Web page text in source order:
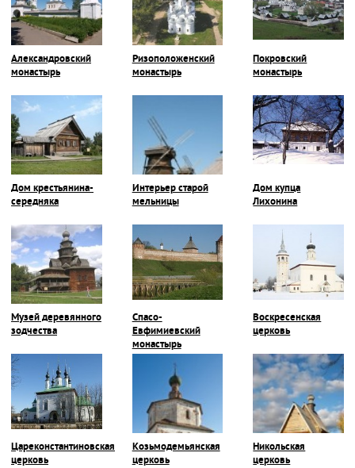
Александровский
монастырь
Ризоположенский
монастырь
Покровский
монастырь
Дом крестьянина-
середняка
Интерьер старой
мельницы
Дом купца
Лихонина
Музей деревянного
зодчества
Спасо-
Евфимиевский
монастырь
Воскресенская
церковь
Цареконстантиновская
церковь
Козьмодемьянская
церковь
Никольская
церковь